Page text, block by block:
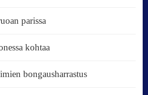
parissa
kohtaa
bongausharrastus